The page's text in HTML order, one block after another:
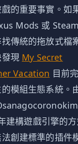
的重要事實。如
Mods 或
傳統的拖放式檔
現 My Secret
Vacation 目前
模組生態系統。
建構遊戲引擎的方
創建標準的插件